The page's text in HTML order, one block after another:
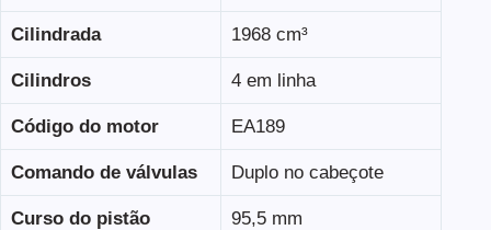
Cilindrada 1968 cm³
Cilindros 4 em linha
Código do motor EA189
Comando de válvulas Duplo no cabeçote
Curso do pistão 95,5 mm